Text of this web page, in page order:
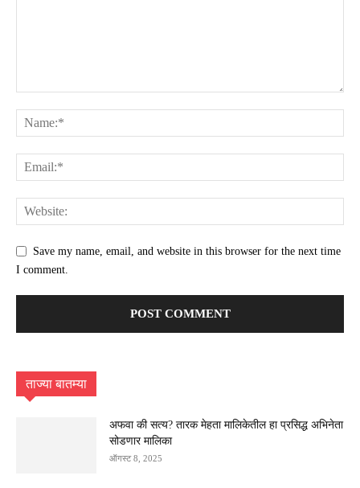
Save my name, email, and website in this browser for the next time
I comment.
ताज्या बातम्या
अफवा की सत्य? तारक मेहता मालिकेतील हा प्रसिद्ध अभिनेता
सोडणार मालिका
ऑगस्ट 8, 2025